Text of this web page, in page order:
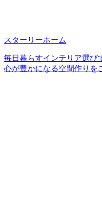
スターリーホーム
毎日暮らすインテリア選び
心が豊かになる空間作りを